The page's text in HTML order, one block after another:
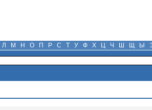
Л М Н О П Р С Т У Ф Х Ц Ч Ш Щ Ы